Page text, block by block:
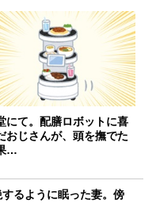
にて。配膳ロボットに喜
おじさんが、頭を撫でた
…
るように眠った妻。傍